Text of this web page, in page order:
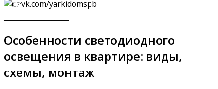
vk.com/yarkidomspb
Особенности светодиодного
освещения в квартире: виды,
схемы, монтаж